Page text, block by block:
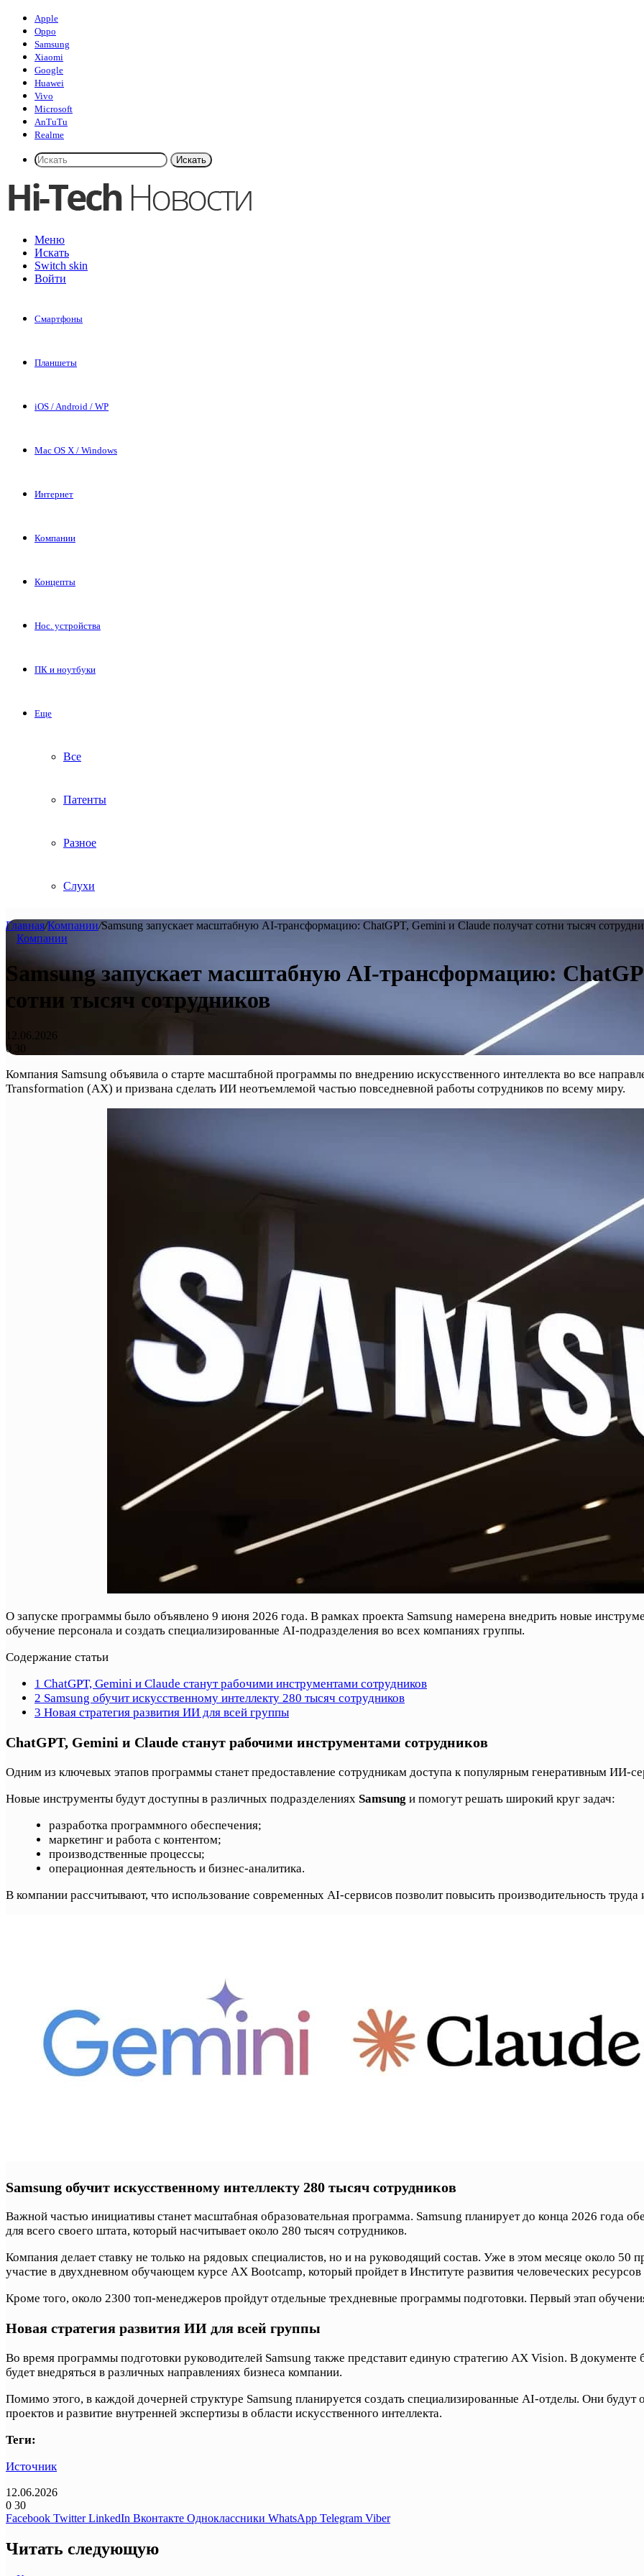
Apple
Oppo
Samsung
Xiaomi
Google
Huawei
Vivo
Microsoft
AnTuTu
Realme
Искать
Меню
Искать
Switch skin
Войти
Смартфоны
Планшеты
iOS / Android / WP
Mac OS X / Windows
Интернет
Компании
Концепты
Нос. устройства
ПК и ноутбуки
Еще
Все
Патенты
Разное
Слухи
Главная/Компании/Samsung запускает масштабную AI-трансформацию: ChatGPT, Gemini и Claude получат сотни тысяч
Компании
Samsung запускает масштабную AI-трансформацию:
сотни тысяч сотрудников
12.06.2026
0 30
Компания Samsung объявила о старте масштабной программы по внедрению искусственного интеллекта во все
Transformation (AX) и призвана сделать ИИ неотъемлемой частью повседневной работы сотрудников по всему миру.
О запуске программы было объявлено 9 июня 2026 года. В рамках проекта Samsung намерена внедрить новые
обучение персонала и создать специализированные AI-подразделения во всех компаниях группы.
Содержание статьи
1 ChatGPT, Gemini и Claude станут рабочими инструментами сотрудников
2 Samsung обучит искусственному интеллекту 280 тысяч сотрудников
3 Новая стратегия развития ИИ для всей группы
ChatGPT, Gemini и Claude станут рабочими инструментами сотрудников
Одним из ключевых этапов программы станет предоставление сотрудникам доступа к популярным генеративным
Новые инструменты будут доступны в различных подразделениях Samsung и помогут решать широкий круг задач:
разработка программного обеспечения;
маркетинг и работа с контентом;
производственные процессы;
операционная деятельность и бизнес-аналитика.
В компании рассчитывают, что использование современных AI-сервисов позволит повысить производительность
Samsung обучит искусственному интеллекту 280 тысяч сотрудников
Важной частью инициативы станет масштабная образовательная программа. Samsung планирует до конца 2026 года
для всего своего штата, который насчитывает около 280 тысяч сотрудников.
Компания делает ставку не только на рядовых специалистов, но и на руководящий состав. Уже в этом месяце около 50
участие в двухдневном обучающем курсе AX Bootcamp, который пройдет в Институте развития человеческих ресурсов
Кроме того, около 2300 топ-менеджеров пройдут отдельные трехдневные программы подготовки. Первый этап
Новая стратегия развития ИИ для всей группы
Во время программы подготовки руководителей Samsung также представит единую стратегию AX Vision. В документе
будет внедряться в различных направлениях бизнеса компании.
Помимо этого, в каждой дочерней структуре Samsung планируется создать специализированные AI-отделы. Они будут
проектов и развитие внутренней экспертизы в области искусственного интеллекта.
Теги:
Источник
12.06.2026
0 30
Facebook Twitter LinkedIn Вконтакте Одноклассники WhatsApp Telegram Viber
Читать следующую